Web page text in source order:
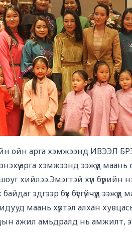
ойн арга хэмжээнд ИВЭЭЛ
арга хэмжээнд ээжүүд
хийлээ.Эмэгтэй хүн бүрийн
эдгээр бүх бүсгүйчүүд
маань хүртэл алхан
ажил амьдралд нь амжилт,